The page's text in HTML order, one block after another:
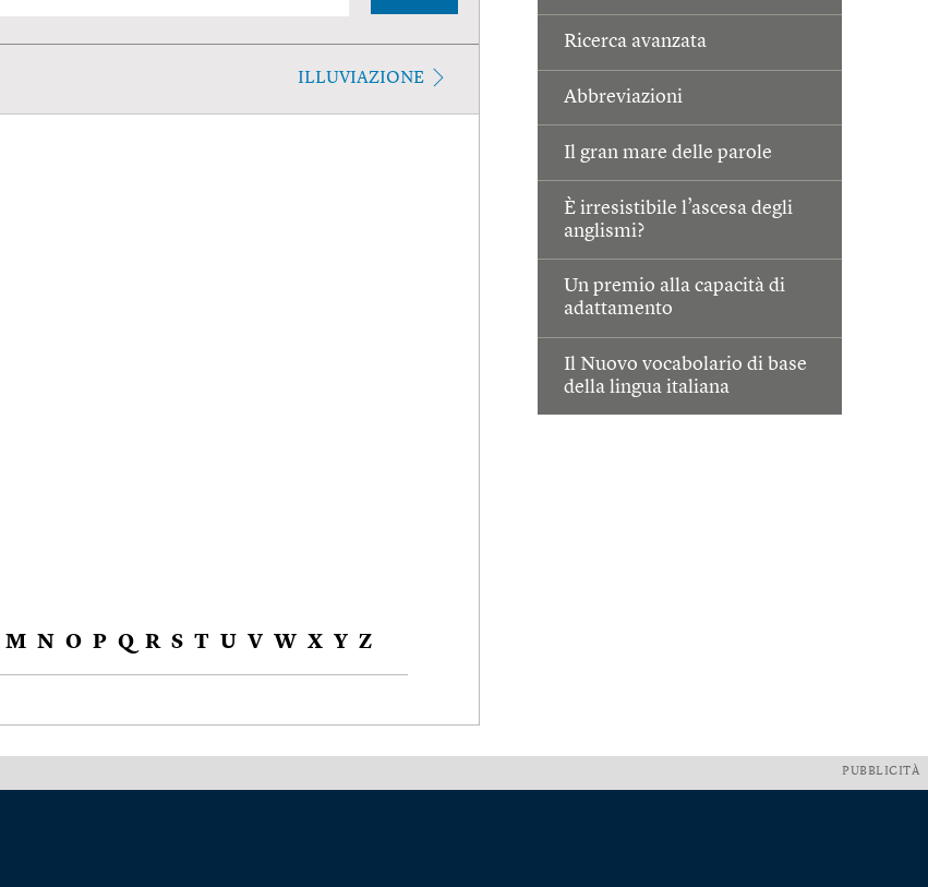
Ricerca avanzata
Abbreviazioni
Il gran mare delle parole
È irresistibile l’ascesa degli
anglismi?
Un premio alla capacità di
adattamento
Il Nuovo vocabolario di base
della lingua italiana
ILLUVIAZIONE
M N O P Q R S T U V W X Y Z
PUBBLICITÀ